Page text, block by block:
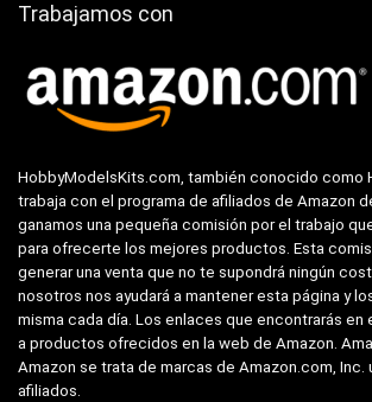
Trabajamos con
HobbyModelsKits.com, también conocido como
trabaja con el programa de afiliados de Amazon
ganamos una pequeña comisión por el trabajo
para ofrecerte los mejores productos. Esta
generar una venta que no te supondrá ningún
nosotros nos ayudará a mantener esta página y
misma cada día. Los enlaces que encontrarás en
a productos ofrecidos en la web de Amazon.
Amazon se trata de marcas de Amazon.com, Inc.
afiliados.